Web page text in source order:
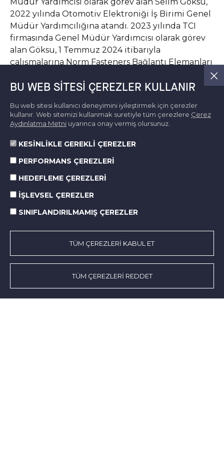
2022 yılında Otomotiv Elektroniği İş Birimi Genel
Müdür Yardımcılığına atandı. 2023 yılında TCI
firmasında Genel Müdür Yardımcısı olarak görev
alan Göksu, 1 Temmuz 2024 itibarıyla
çalışmalarına Norm Fasteners Bağlantı Elemanları
Hakkımızda
Faaliyet Alanları
KSS
Norm’da Hayat
BU WEB SITESI ÇEREZLER KULLANIR
Bu web sitesi kullanıcı deneyimini iyileştirmek için çerezler
kullanır. Web sitemizi kullanmak suretiyle tüm çerezlere Çerez
Aydınlatma Metni uyarınca onay vermiş olursunuz.
KESİNLİKLE GEREKLİ ÇEREZLER
PERFORMANS ÇEREZLERİ
HEDEFLEME ÇEREZLERİ
İŞLEVSEL ÇEREZLER
SINIFLANDIRILMAMIŞ ÇEREZLER
TÜM ÇEREZLERİ KABUL ET
TÜM ÇEREZLERİ REDDET